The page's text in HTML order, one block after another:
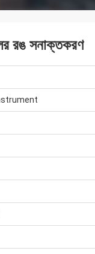
রঙ সনাক্তকরণ